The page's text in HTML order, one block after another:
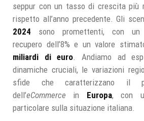
seppur con un tasso di crescita più
rispetto all’anno precedente. Gli
2024 sono promettenti, con un
recupero dell’8% e un valore
miliardi di euro . Andiamo ad
dinamiche cruciali, le variazioni
sfide che caratterizzano il
dell’eCommerce in Europa, con
particolare sulla situazione italiana.